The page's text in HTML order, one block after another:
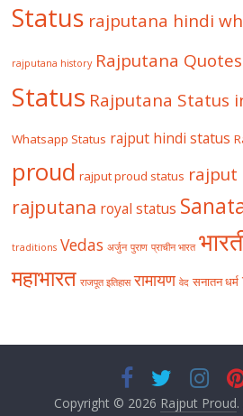
Status rajputana hindi
rajputana history Rajputana Quotes
Status Rajputana Status
Whatsapp Status rajput hindi status
proud rajput proud status rajput
rajputana royal status
traditions Vedas अर्जुन पुराण प्राचीन भारत
महाभारत राजपूत इतिहास रामायण वेद सनातन धर्म
Copyright © 2026 Rajput Proud